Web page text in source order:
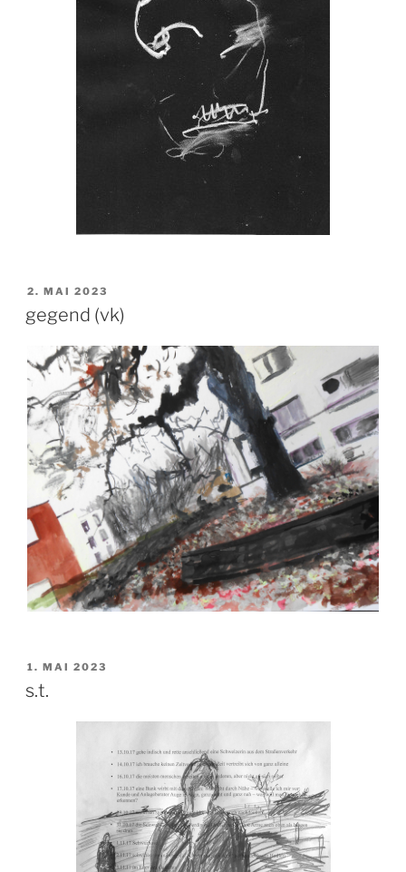
VERÖFFENTLICHT
2. MAI 2023
gegend (vk)
VERÖFFENTLICHT
AM
1. MAI 2023
s.t.